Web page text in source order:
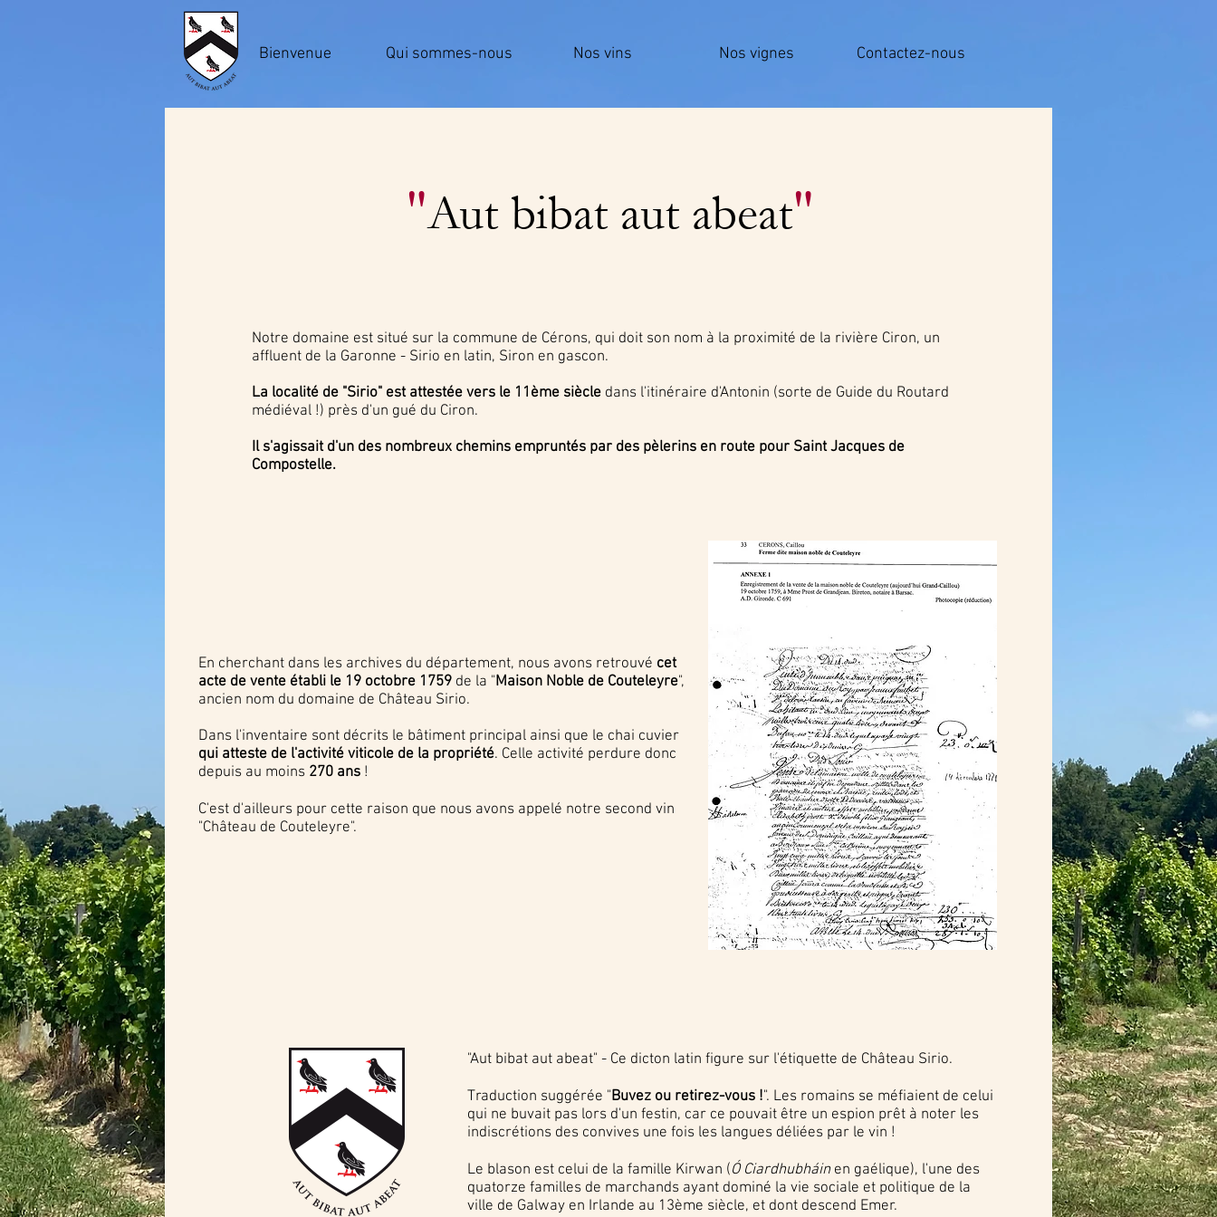
Bienvenue Qui sommes-nous Nos vins Nos vignes Contactez-nous
"Aut bibat aut abeat"
Notre domaine est situé sur la commune de Cérons, qui doit son nom à la proximité de la rivière Ciron, un
affluent de la Garonne - Sirio en latin, Siron en gascon.
La localité de "Sirio" est attestée vers le 11ème siècle dans l'itinéraire d'Antonin (sorte de Guide du Routard
médiéval !) près d'un gué du Ciron.
Il s'agissait d'un des nombreux chemins empruntés par des pèlerins en route pour Saint Jacques de
Compostelle.
"Aut bibat aut abeat" - Ce dicton latin figure sur l'étiquette de Château Sirio.
Traduction suggérée "Buvez ou retirez-vous !". Les romains se méfiaient de celui
qui ne buvait pas lors d'un festin, car ce pouvait être un espion prêt à noter les
indiscrétions des convives une fois les langues déliées par le vin !
Le blason est celui de la famille Kirwan (Ó Ciardhubháinen gaélique), l'une des
quatorze familles de marchands ayant dominé la vie sociale et politique de la
ville de Galway en Irlande au 13ème siècle, et dont descend Emer.
En cherchant dans les archives du département, nous avons retrouvé cet
acte de vente établi le 19 octobre 1759 de la "Maison Noble de Couteleyre",
ancien nom du domaine de Château Sirio.
Dans l'inventaire sont décrits le bâtiment principal ainsi que le chai cuvier
qui atteste de l'activité viticole de la propriété. Celle activité perdure donc
depuis au moins 270 ans !
C'est d'ailleurs pour cette raison que nous avons appelé notre second vin
"Château de Couteleyre".